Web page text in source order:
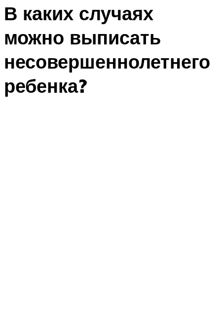
В каких случаях
можно выписать
несовершеннолетнего
ребенка?